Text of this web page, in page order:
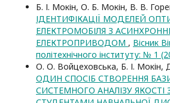
Б. І. Мокін, О. Б. Мокін, В. В.
ІДЕНТИФІКАЦІЇ МОДЕЛЕЙ
ЕЛЕКТРОМОБІЛЯ З
ЕЛЕКТРОПРИВОДОМ , Вісник
політехнічного інституту: № 1
О. О. Войцеховська, Б. І. Мокін,
ОДИН СПОСІБ СТВОРЕННЯ
СИСТЕМНОГО АНАЛІЗУ ЯКОСТІ